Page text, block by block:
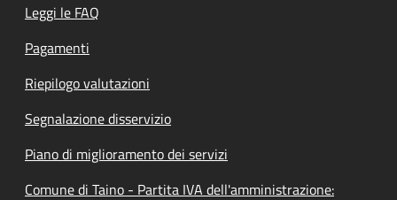
Leggi le FAQ
Pagamenti
Riepilogo valutazioni
Segnalazione disservizio
Piano di miglioramento dei servizi
Comune di Taino - Partita IVA dell'amministrazione: